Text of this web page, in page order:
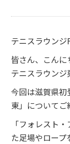
テニスラウンジ
皆さん、こんに
テニスラウン
今回は滋賀県
東」についてご
「フォレスト
た足場やロー